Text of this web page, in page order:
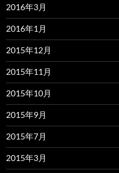
2016年3月
2016年1月
2015年12月
2015年11月
2015年10月
2015年9月
2015年7月
2015年3月